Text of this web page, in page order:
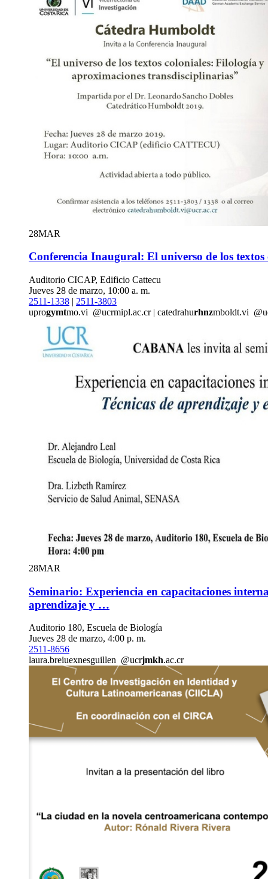
28MAR
Conferencia Inaugural: El universo de los
Auditorio CICAP, Edificio Cattecu
Jueves 28 de marzo, 10:00 a. m.
2511-1338 | 2511-3803
uprogymtmo.vi @ucrmipl.ac.cr| catedrahurhnzmboldt.vi
28MAR
Seminario: Experiencia en capacitaciones
aprendizaje y …
Auditorio 180, Escuela de Biología
Jueves 28 de marzo, 4:00 p. m.
2511-8656
laura.breiuexnesguillen @ucrjmkh.ac.cr